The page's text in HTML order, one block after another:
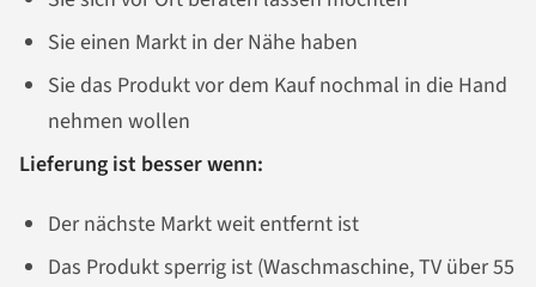
Sie einen Markt in der Nähe haben
Sie das Produkt vor dem Kauf nochmal in die Hand
nehmen wollen
Lieferung ist besser wenn:
Der nächste Markt weit entfernt ist
Das Produkt sperrig ist (Waschmaschine, TV über 55